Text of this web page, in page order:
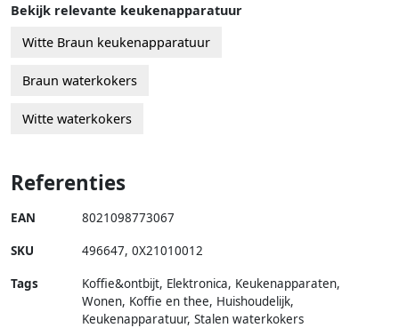
Bekijk relevante keukenapparatuur
Witte Braun keukenapparatuur
Braun waterkokers
Witte waterkokers
Referenties
EAN 8021098773067
SKU 496647, 0X21010012
Tags
Koffie&ontbijt, Elektronica, Keukenapparaten,
Wonen, Koffie en thee, Huishoudelijk,
Keukenapparatuur, Stalen waterkokers